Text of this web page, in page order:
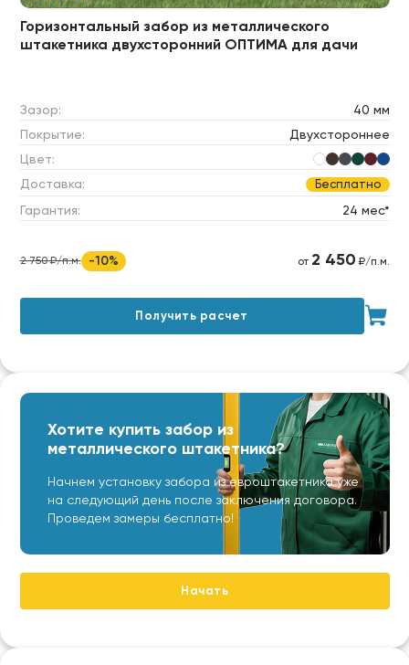
Горизонтальный забор из металлического
штакетника двухсторонний ОПТИМА для дачи
Зазор:
40 мм
Покрытие:
Двухстороннее
Цвет:
Доставка:
Бесплатно
Гарантия: 24 мес*
2 750 ₽/п.м. -10% от 2 450 ₽/п.м.
Получить расчет
Хотите купить забор из
металлического штакетника?
Начнем установку забора из евроштакетника уже
на следующий день после заключения договора.
Проведем замеры бесплатно!
Начать